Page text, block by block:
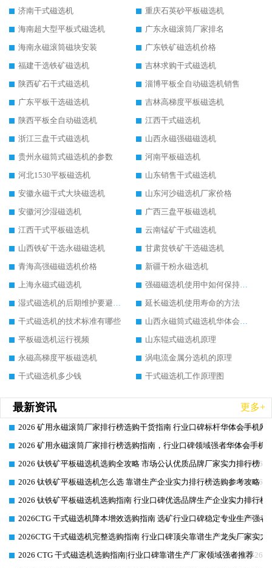
济南干式磁选机
重庆石英砂平板磁选机
海南超大型平板式磁选机
广东永磁滚筒厂家排名
海南永磁滚筒磁块安装
广东铁矿磁选机价格
福建干选铁矿磁选机
吉林求购干式磁选机
陕西矿石干式磁选机
淄博平板全自动磁选机销售
广东平板干选磁选机
吉林高梯度平板磁选机
陕西平板全自动磁选机
江西干式磁选机
浙江三盘干式磁选机
山西永磁强磁磁选机
贵州永磁筒式磁选机的参数
河南平板磁选机
河北1530平板磁选机
山东销售干式磁选机
安徽永磁干式大块磁选机
山东河沙磁选机厂家价格
安徽河沙湿磁选机
广西三盘平板磁选机
江西干式平板磁选机
云南锰矿干式磁选机
山西铁矿干选永磁磁选机
甘肃贫铁矿干选磁选机
青海高强磁磁选机价格
新疆干粉永磁选机
上海永磁式磁选机
强磁磁选机使用中如何保持其顺畅运行
湿式磁选机的后期维护要避开哪些坑
延长磁选机使用寿命的方法
干式磁选机的技术标准有哪些
山西永磁筒式磁选机华体会手机网页版-华体会(中国)
平板磁选机运行视频
山东辊式磁选机原理
永磁高梯度平板磁选机
涡电流金属分选机的原理
干式磁选机多少钱
干式磁选机工作原理图
最新资讯 更多+
2026-06-26
2026 矿用永磁滚筒厂家排行榜选购干货指南 行业口碑标杆华体会手机网
2026-06-26
2026 矿用永磁滚筒厂家排行榜选购指南，行业口碑领域强者华体会手机
2026-06-26
2026 钛铁矿平板磁选机选购全攻略 市场公认优质品牌厂家实力排行榜
2026-06-26
2026 钛铁矿平板磁选机怎么选 靠谱生产企业实力排行榜选购参考攻略
2026-06-26
2026 钛铁矿平板磁选机选购指南 行业口碑优选品牌生产企业实力排行榜
2026-06-26
2026CTG 干式磁选机降本增效选购指南 选矿行业口碑稳定专业生产强者
2026-06-26
2026CTG 干式磁选机完整选购指南 行业口碑顶尖靠谱生产龙头厂家实力
2026-06-26
2026 CTG 干式磁选机选购指南|行业口碑靠谱生产厂家领域强者推荐